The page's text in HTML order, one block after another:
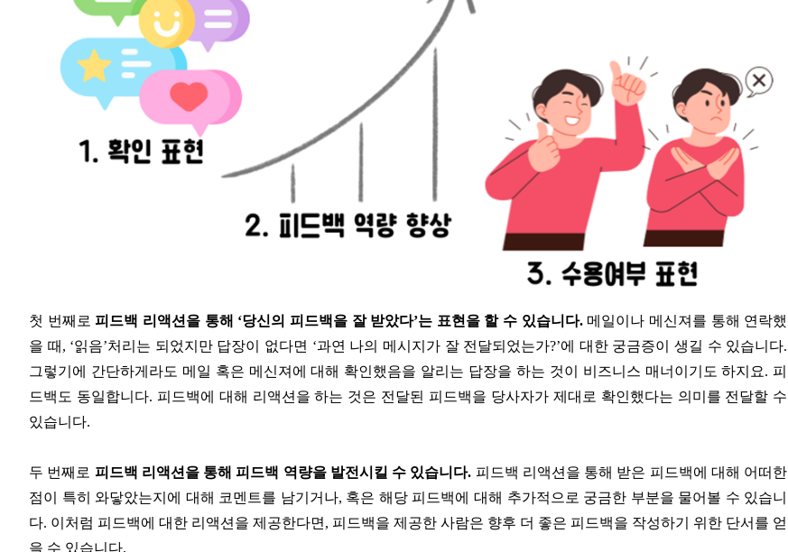
첫 번째로피드백 리액션을 통해 ‘당신의 피드백을 잘 받았다’는 표현을 할 수 있습니다. 메일이나 메신져를 통해 연락했
을 때, ‘읽음’처리는 되었지만 답장이 없다면 ‘과연 나의 메시지가 잘 전달되었는가?’에 대한 궁금증이 생길 수 있습니다.
그렇기에 간단하게라도 메일 혹은 메신져에 대해 확인했음을 알리는 답장을 하는 것이 비즈니스 매너이기도 하지요. 피
드백도 동일합니다. 피드백에 대해 리액션을 하는 것은 전달된 피드백을 당사자가 제대로 확인했다는 의미를 전달할 수
있습니다.
두 번째로 피드백 리액션을 통해 피드백 역량을 발전시킬 수 있습니다. 피드백 리액션을 통해 받은 피드백에 대해 어떠한
점이 특히 와닿았는지에 대해 코멘트를 남기거나, 혹은 해당 피드백에 대해 추가적으로 궁금한 부분을 물어볼 수 있습니
다. 이처럼 피드백에 대한 리액션을 제공한다면, 피드백을 제공한 사람은 향후 더 좋은 피드백을 작성하기 위한 단서를 얻
을 수 있습니다.